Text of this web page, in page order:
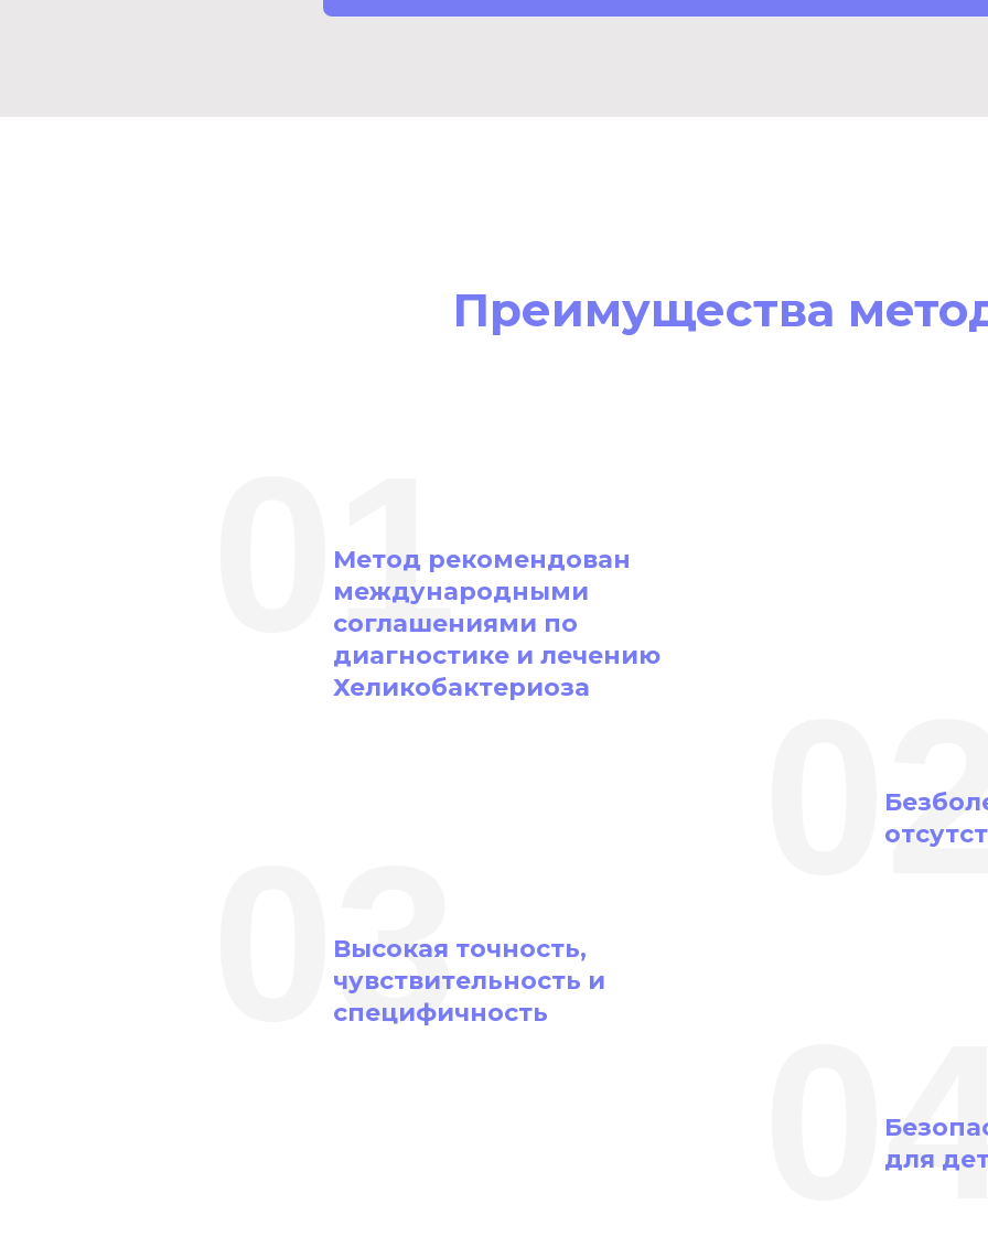
Преимущества
Метод рекомендован
международными
соглашениями по
диагностике и лечению
Хеликобактериоза
01
Высокая точность,
чувствительность и
специфичность
03
для